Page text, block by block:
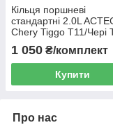
Кільця поршневі
стандартні 2.0L
Chery Tiggo T11/Чері
T11 - 484J-1004030
1 050 ₴/комплект
Купити
Про нас